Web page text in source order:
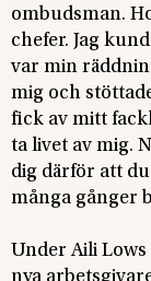
ombudsman.
chefer. Jag
var min
mig och
fick av mitt
ta livet av mig.
dig därför att
många gånger
Under Aili